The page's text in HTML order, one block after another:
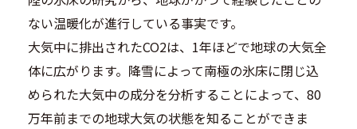
ない温暖化が進行している事実です。
大気中に排出されたCO2は、1年ほどで地球の大気全
体に広がります。降雪によって南極の氷床に閉じ込
められた大気中の成分を分析することによって、80
万年前までの地球大気の状態を知ることができま